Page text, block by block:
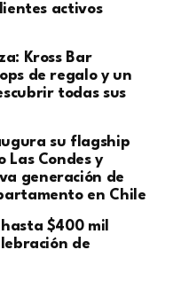
activos
Kross Bar
de regalo y un
todas sus
su flagship
Las Condes y
generación de
en Chile
$400 mil
de